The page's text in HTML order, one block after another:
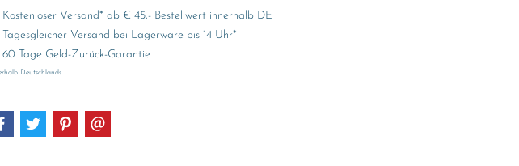
Kostenloser Versand* ab € 45,- Bestellwert innerhalb DE
Tagesgleicher Versand bei Lagerware bis 14 Uhr*
60 Tage Geld-Zurück-Garantie
Deutschlands